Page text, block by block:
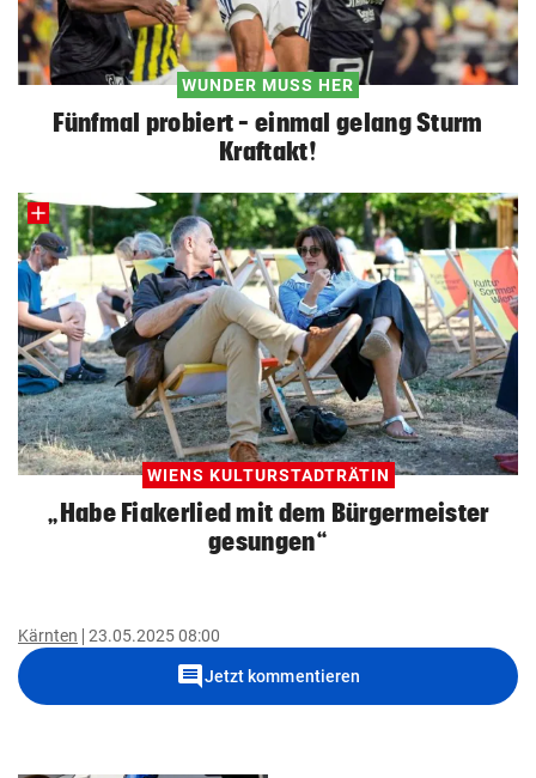
WUNDER MUSS HER
Fünfmal probiert – einmal gelang Sturm
Kraftakt!
WIENS KULTURSTADTRÄTIN
„Habe Fiakerlied mit dem Bürgermeister
gesungen“
Kärnten 23.05.2025 08:00
commentJetzt kommentieren